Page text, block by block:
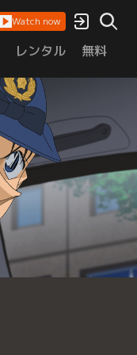
Watch now
レンタル 無料